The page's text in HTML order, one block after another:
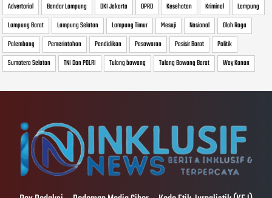
Advertorial Bandar Lampung DKI Jakarta DPRD Kesehatan Kriminal
Lampung
Lampung Barat
Lampung Selatan Lampung Timur Mesuji Nasional
Olah Raga
Palembang
Pemerintahan Pendidikan Pesawaran Pesisir Barat
Politik
Sumatera Selatan
TNI Dan POLRI Tulang bawang Tulang Bawang Barat Way Kanan